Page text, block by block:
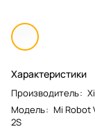
Характеристики
Производитель:
Модель: Mi Robot
2S